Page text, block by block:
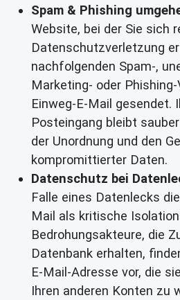
Spam & Phishing
Website, bei der Sie sich
Datenschutzverletzung
nachfolgenden Spam-,
Marketing- oder
Einweg-E-Mail gesendet.
Posteingang bleibt
der Unordnung und den
kompromittierter Daten.
Datenschutz bei
Falle eines Datenlecks
Mail als kritische
Bedrohungsakteure, die
Datenbank erhalten,
E-Mail-Adresse vor, die
Ihren anderen Konten zu